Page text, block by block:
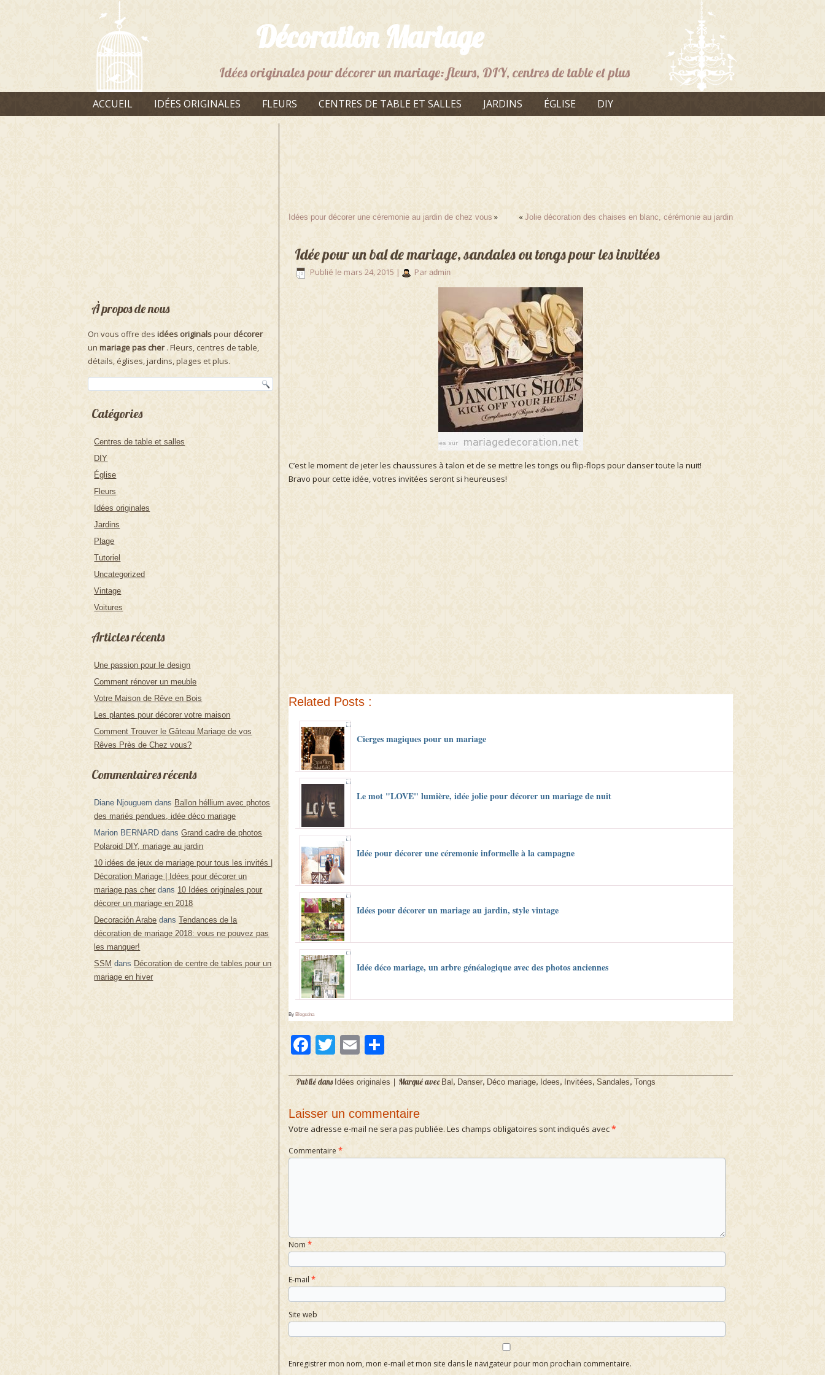
Décoration Mariage
Idées originales pour décorer un mariage: fleurs, DIY, centres de table et plus
ACCUEIL IDÉES ORIGINALES FLEURS CENTRES DE TABLE ET SALLES JARDINS ÉGLISE DIY
À propos de nous
On vous offre desidées originalspour décorer
unmariage pas cher. Fleurs, centres de table,
détails, églises, jardins, plages et plus.
Catégories
Centres de table et salles
DIY
Église
Fleurs
Idées originales
Jardins
Plage
Tutoriel
Uncategorized
Vintage
Voitures
Articles récents
Une passion pour le design
Comment rénover un meuble
Votre Maison de Rêve en Bois
Les plantes pour décorer votre maison
Comment Trouver le Gâteau Mariage de vos
Rêves Près de Chez vous?
Commentaires récents
Diane Njouguem dans Ballon héllium avec photos
des mariés pendues, idée déco mariage
Marion BERNARD dansGrand cadre de photos
Polaroid DIY, mariage au jardin
10 idées de jeux de mariage pour tous les invités |
Décoration Mariage | Idées pour décorer un
mariage pas cherdans 10 Idées originales pour
décorer un mariage en 2018
Decoración Arabe dansTendances de la
décoration de mariage 2018: vous ne pouvez pas
les manquer!
SSM dans Décoration de centre de tables pour un
mariage en hiver
Idées pour décorer une céremonie au jardin de chez vous » «Jolie décoration des chaises en blanc, cérémonie au jardin
Idée pour un bal de mariage, sandales ou tongs pour les invitées
Publié le mars 24, 2015 | Par admin
C’est le moment de jeter les chaussures à talon et de se mettre les tongs ou flip-flops pour danser toute la nuit!
Bravo pour cette idée, votres invitées seront si heureuses!
Related Posts :
Cierges magiques pour un mariage
Le mot "LOVE" lumière, idée jolie pour décorer un mariage de nuit
Idée pour décorer une céremonie informelle à la campagne
Idées pour décorer un mariage au jardin, style vintage
Idée déco mariage, un arbre généalogique avec des photos anciennes
ByBlogsdna
Facebook
Twitter
Email
Publié dans Idées originales | Marqué avec Bal, Danser, Déco mariage, Idees, Invitées,Sandales,Tongs
Laisser un commentaire
Votre adresse e-mail ne sera pas publiée. Les champs obligatoires sont indiqués avec*
Commentaire*
Nom*
E-mail*
Site web
Enregistrer mon nom, mon e-mail et mon site dans le navigateur pour mon prochain commentaire.